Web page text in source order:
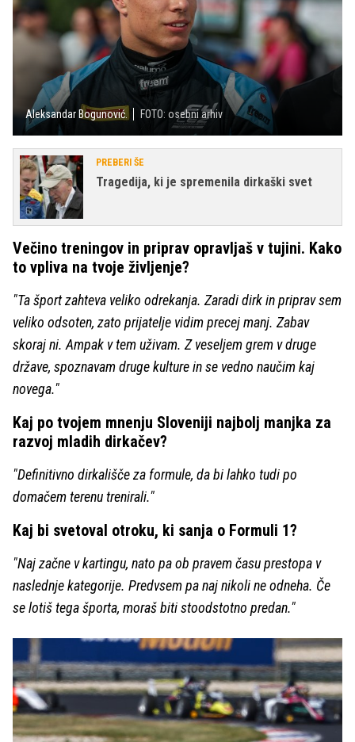
Aleksandar Bogunović. FOTO: osebni arhiv
PREBERI ŠE
Tragedija, ki je spremenila dirkaški svet
Večino treningov in priprav opravljaš v tujini. Kako
to vpliva na tvoje življenje?
"Ta šport zahteva veliko odrekanja. Zaradi dirk in priprav sem
veliko odsoten, zato prijatelje vidim precej manj. Zabav
skoraj ni. Ampak v tem uživam. Z veseljem grem v druge
države, spoznavam druge kulture in se vedno naučim kaj
novega."
Kaj po tvojem mnenju Sloveniji najbolj manjka za
razvoj mladih dirkačev?
"Definitivno dirkališče za formule, da bi lahko tudi po
domačem terenu trenirali."
Kaj bi svetoval otroku, ki sanja o Formuli 1?
"Naj začne v kartingu, nato pa ob pravem času prestopa v
naslednje kategorije. Predvsem pa naj nikoli ne odneha. Če
se lotiš tega športa, moraš biti stoodstotno predan."